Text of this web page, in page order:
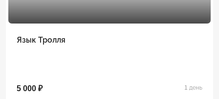
Язык Тролля
5 000 ₽ 1 день